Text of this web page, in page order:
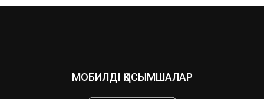
МОБИЛДІ ҚОСЫМШАЛАР